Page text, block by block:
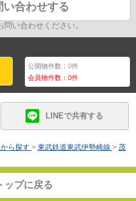
い合わせする
い合わせください。
公開物件数：0件
会員物件数：0件
LINEで共有する
ら探す > 東武鉄道東武伊勢崎線 > 茂
ップに戻る